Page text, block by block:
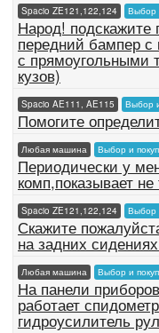
Spacio ZE121,122,124 Выбор
Народ!
передний бампер
с прямоугольными
кузов)
Spacio AE111, AE115 Выбор
Помогите
Любая машина Выбор и
Периодически у
комп,показывает
Spacio ZE121,122,124 Выбор
Скажите
на задних
Любая машина Выбор и
На панели
работает
гидроусилитель